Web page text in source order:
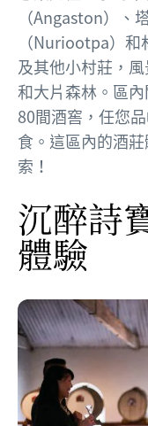
（Angaston）、
（Nuriootpa）
及其他小村莊，
和大片森林。區
80間酒窖，任您
食。這區內的酒
索！
沉醉詩
體驗